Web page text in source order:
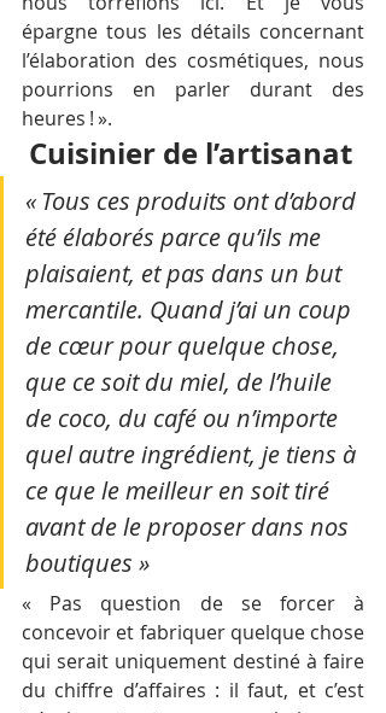
épargne tous les détails concernant
l’élaboration des cosmétiques, nous
pourrions en parler durant des
heures ! ».
Cuisinier de l’artisanat
« Tous ces produits ont d’abord
été élaborés parce qu’ils me
plaisaient, et pas dans un but
mercantile. Quand j’ai un coup
de cœur pour quelque chose,
que ce soit du miel, de l’huile
de coco, du café ou n’importe
quel autre ingrédient, je tiens à
ce que le meilleur en soit tiré
avant de le proposer dans nos
boutiques »
« Pas question de se forcer à
concevoir et fabriquer quelque chose
qui serait uniquement destiné à faire
du chiffre d’affaires : il faut, et c’est